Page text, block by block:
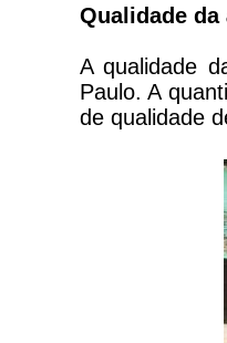
Qualidade
A qualidade
Paulo. A
de qualidade